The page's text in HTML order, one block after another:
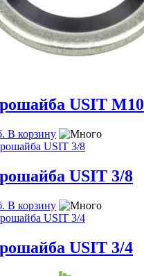
USIT М10
В корзину
USIT 3/8
В корзину
USIT 3/4